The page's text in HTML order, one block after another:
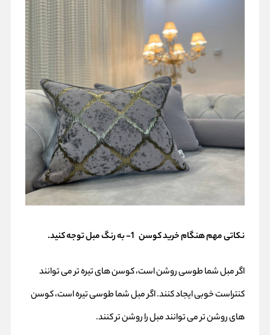
نکاتی مهم هنگام خرید کوسن 1- به رنگ مبل توجه کنید.
اگر مبل شما طوسی روشن است، کوسن های تیره تر می توانند
کنتراست خوبی ایجاد کنند. اگر مبل شما طوسی تیره است، کوسن
های روشن تر می توانند مبل را روشن تر کنند.